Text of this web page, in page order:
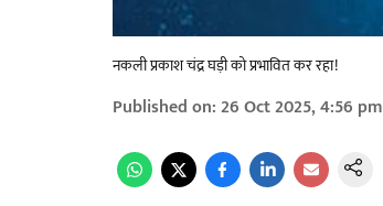
नकली प्रकाश चंद्र घड़ी को प्रभावित कर रहा!
Published on:26 Oct 2025, 4:56 pm